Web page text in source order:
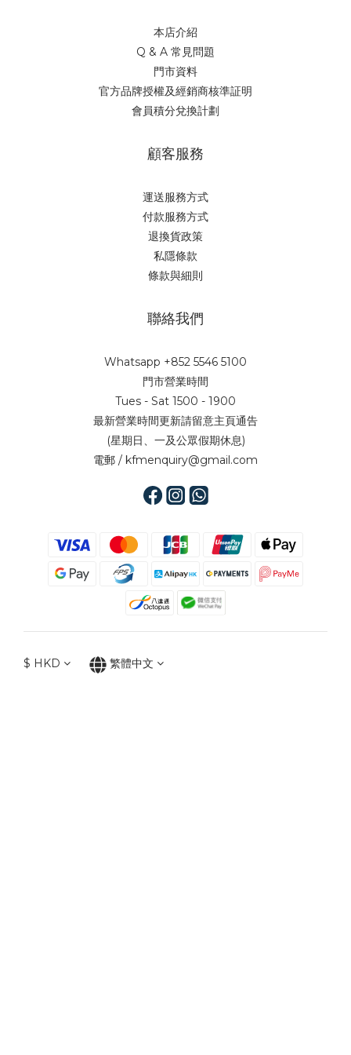
本店介紹
Q & A 常見問題
門市資料
官方品牌授權及經銷商核準証明
會員積分兌換計劃
顧客服務
運送服務方式
付款服務方式
退換貨政策
私隱條款
條款與細則
聯絡我們
Whatsapp +852 5546 5100
門市營業時間
Tues - Sat 1500 - 1900
最新營業時間更新請留意主頁通告
(星期日、一及公眾假期休息)
電郵 / kfmenquiry@gmail.com
$ HKD 繁體中文